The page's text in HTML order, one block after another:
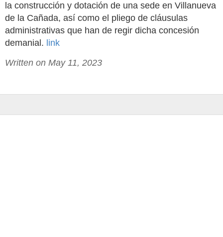
la construcción y dotación de una sede en Villanueva
de la Cañada, así como el pliego de cláusulas
administrativas que han de regir dicha concesión
demanial. link
Written on May 11, 2023